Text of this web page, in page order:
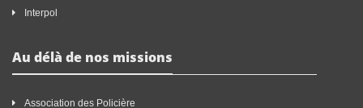
Interpol
Au délà de nos missions
Association des Policière